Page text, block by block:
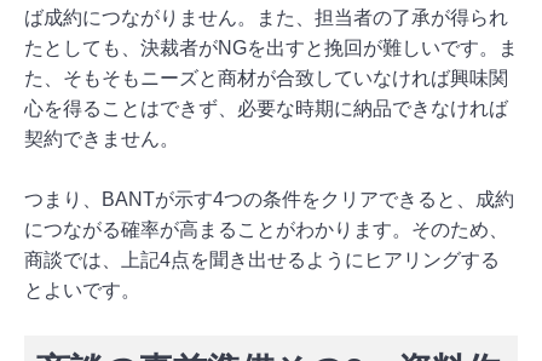
ば成約につながりません。また、担当者の了承が得られ
たとしても、決裁者がNGを出すと挽回が難しいです。ま
た、そもそもニーズと商材が合致していなければ興味関
心を得ることはできず、必要な時期に納品できなければ
契約できません。
つまり、BANTが示す4つの条件をクリアできると、成約
につながる確率が高まることがわかります。そのため、
商談では、上記4点を聞き出せるようにヒアリングする
とよいです。